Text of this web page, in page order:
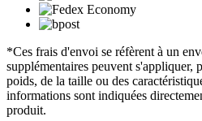
*Ces frais d'envoi se réfèrent à un
supplémentaires peuvent s'appliquer,
poids, de la taille ou des
informations sont indiquées
produit.